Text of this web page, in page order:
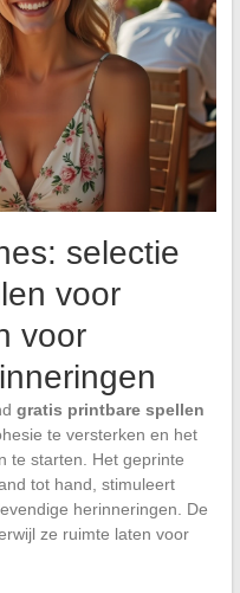
selectie
voor
voor
gratis printbare spellen
te versterken en het
te starten. Het geprinte
tot hand, stimuleert
herinneringen. De
ze ruimte laten voor